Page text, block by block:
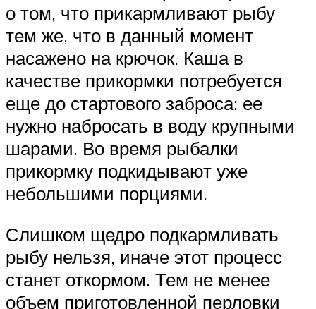
о том, что прикармливают рыбу
тем же, что в данный момент
насажено на крючок. Каша в
качестве прикормки потребуется
еще до стартового заброса: ее
нужно набросать в воду крупными
шарами. Во время рыбалки
прикормку подкидывают уже
небольшими порциями.
Слишком щедро подкармливать
рыбу нельзя, иначе этот процесс
станет откормом. Тем не менее
объем приготовленной перловки